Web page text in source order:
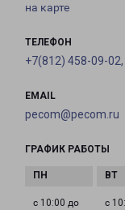
на карте
ТЕЛЕФОН
+7(812) 458-09-
EMAIL
pecom@pecom.ru
ГРАФИК РАБОТЫ
с 10:00 до
с